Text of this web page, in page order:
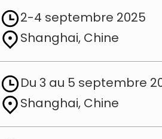
2-4 septembre 2025
Shanghai, Chine
Du 3 au 5 septembre
Shanghai, Chine